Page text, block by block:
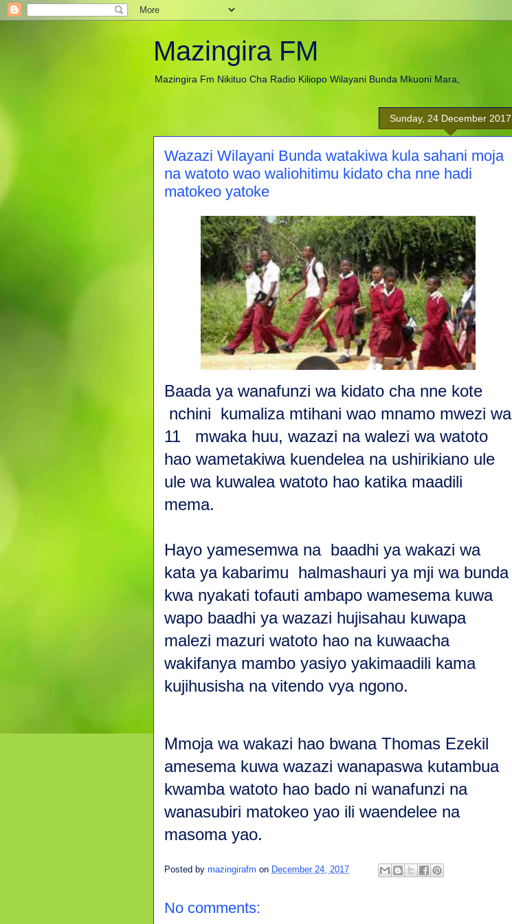
Mazingira FM
Mazingira Fm Nikituo Cha Radio Kiliopo Wilayani Bunda Mkuoni Mara,
Sunday, 24 December 2017
Wazazi Wilayani Bunda watakiwa kula sahani moja
na watoto wao waliohitimu kidato cha nne hadi
matokeo yatoke
Baada ya wanafunzi wa kidato cha nne kote
nchini kumaliza mtihani wao mnamo mwezi wa
11 mwaka huu, wazazi na walezi wa watoto
hao wametakiwa kuendelea na ushirikiano ule
ule wa kuwalea watoto hao katika maadili
mema.
Hayo yamesemwa na baadhi ya wakazi wa
kata ya kabarimu halmashauri ya mji wa bunda
kwa nyakati tofauti ambapo wamesema kuwa
wapo baadhi ya wazazi hujisahau kuwapa
malezi mazuri watoto hao na kuwaacha
wakifanya mambo yasiyo yakimaadili kama
kujihusisha na vitendo vya ngono.
Mmoja wa wakazi hao bwana Thomas Ezekil
amesema kuwa wazazi wanapaswa kutambua
kwamba watoto hao bado ni wanafunzi na
wanasubiri matokeo yao ili waendelee na
masoma yao.
Posted by mazingirafm on December 24, 2017
No comments: